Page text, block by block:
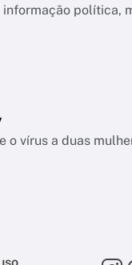
política,
vírus a duas